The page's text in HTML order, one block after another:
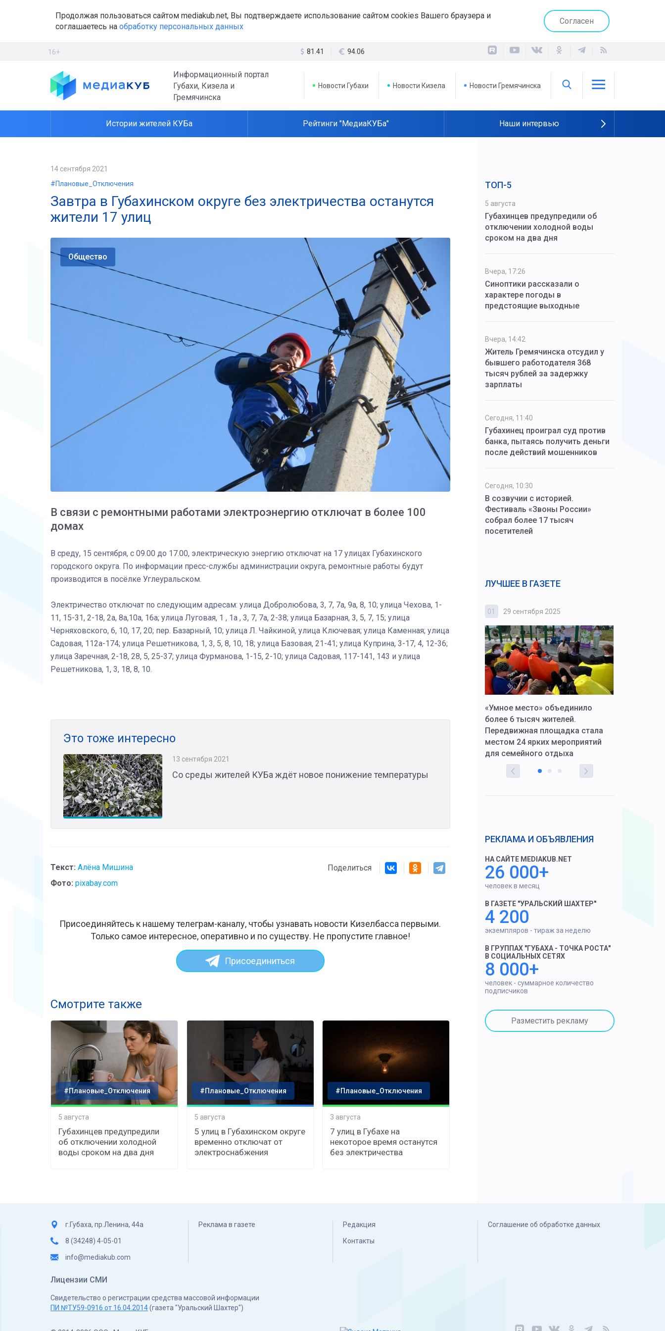
Продолжая пользоваться сайтом mediakub.net, Вы подтверждаете использование сайтом cookies Вашего браузера и
соглашаетесь на обработку персональных данных
Согласен
16+ 81.41 94.06
Информационный портал
Губахи, Кизела и
Гремячинска
Новости Губахи Новости Кизела Новости Гремячинска
Истории жителей КУБа Рейтинги "МедиаКУБа" Наши интервью
14 сентября 2021
#Плановые_Отключения
Завтра в Губахинском округе без электричества останутся
жители 17 улиц
Общество
В связи с ремонтными работами электроэнергию отключат в более 100
домах
В среду, 15 сентября, с 09.00 до 17.00, электрическую энергию отключат на 17 улицах Губахинского
городского округа. По информации пресс-службы администрации округа, ремонтные работы будут
производится в посёлке Углеуральском.
Электричество отключат по следующим адресам: улица Добролюбова, 3, 7, 7а, 9а, 8, 10; улица Чехова, 1-
11, 15-31, 2-18, 2а, 8а,10а, 16а; улица Луговая, 1 , 1а , 3, 7, 7а, 2-38; улица Базарная, 3, 5, 7, 15; улица
Черняховского, 6, 10, 17, 20; пер. Базарный, 10; улица Л. Чайкиной, улица Ключевая; улица Каменная; улица
Садовая, 112а-174; улица Решетникова, 1, 3, 5, 8, 10, 18; улица Базовая, 21-41; улица Куприна, 3-17, 4, 12-36;
улица Заречная, 2-18, 28, 5, 25-37; улица Фурманова, 1-15, 2-10; улица Садовая, 117-141, 143 и улица
Решетникова, 1, 3, 18, 8, 10.
Это тоже интересно
13 сентября 2021
​Со среды жителей КУБа ждёт новое понижение температуры
Текст: Алёна Мишина
Фото: pixabay.com
Поделиться
Присоединяйтесь к нашему телеграм-каналу, чтобы узнавать новости Кизелбасса первыми.
Только самое интересное, оперативно и по существу. Не пропустите главное!
Присоединиться
Смотрите также
#Плановые_Отключения
5 августа
Губахинцев предупредили
об отключении холодной
воды сроком на два дня
#Плановые_Отключения
5 августа
5 улиц в Губахинском округе
временно отключат от
электроснабжения
#Плановые_Отключения
3 августа
7 улиц в Губахе на
некоторое время останутся
без электричества
ТОП-5
5 августа
Губахинцев предупредили об
отключении холодной воды
сроком на два дня
Вчера, 17:26
Синоптики рассказали о
характере погоды в
предстоящие выходные
Вчера, 14:42
Житель Гремячинска отсудил у
бывшего работодателя 368
тысяч рублей за задержку
зарплаты
Сегодня, 11:40
Губахинец проиграл суд против
банка, пытаясь получить деньги
после действий мошенников
Сегодня, 10:30
В созвучии с историей.
Фестиваль «Звоны России»
собрал более 17 тысяч
посетителей
ЛУЧШЕЕ В ГАЗЕТЕ
03 4 октября 2025
Коробов после возвращения со
01 29 сентября 2025
«Умное место» объединило
более 6 тысяч жителей.
Передвижная площадка стала
местом 24 ярких мероприятий
для семейного отдыха
РЕКЛАМА И ОБЪЯВЛЕНИЯ
НА САЙТЕ MEDIAKUB.NET
26 000+
человек в месяц
В ГАЗЕТЕ "УРАЛЬСКИЙ ШАХТЕР"
4 200
экземпляров - тираж за неделю
В ГРУППАХ "ГУБАХА - ТОЧКА РОСТА"
В СОЦИАЛЬНЫХ СЕТЯХ
8 000+
человек - суммарное количество
подписчиков
Разместить рекламу
г.Губаха, пр.Ленина, 44а
8 (34248) 4-05-01
info@mediakub.com
Реклама в газете Редакция
Контакты
Соглашение об обработке данных
Лицензии СМИ
Свидетельство о регистрации средства массовой информации
ПИ №ТУ59-0916 от 16.04.2014(газета "Уральский Шахтер")